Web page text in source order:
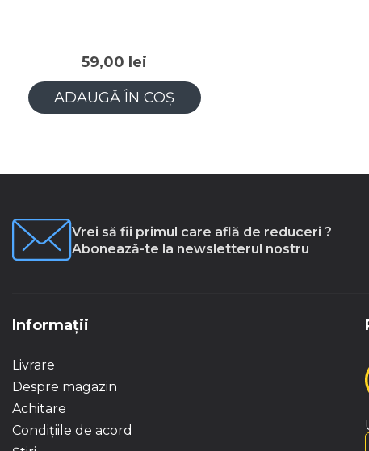
59,00 lei
ADAUGĂ ÎN COȘ
Vrei să fii primul care află de reduceri ?
Abonează-te la newsletterul nostru
Informații
Livrare
Despre magazin
Achitare
Condițiile de acord